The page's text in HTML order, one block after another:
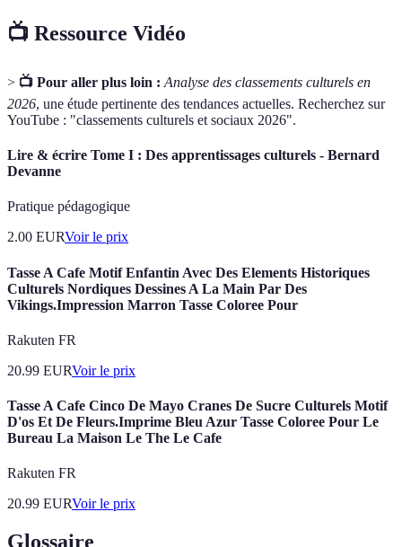
📺 Ressource Vidéo
> 📺 Pour aller plus loin : Analyse des classements culturels en
2026, une étude pertinente des tendances actuelles. Recherchez sur
YouTube : "classements culturels et sociaux 2026".
Lire & écrire Tome I : Des apprentissages culturels - Bernard
Devanne
Pratique pédagogique
2.00 EURVoir le prix
Tasse A Cafe Motif Enfantin Avec Des Elements Historiques
Culturels Nordiques Dessines A La Main Par Des
Vikings.Impression Marron Tasse Coloree Pour
Rakuten FR
20.99 EURVoir le prix
Tasse A Cafe Cinco De Mayo Cranes De Sucre Culturels Motif
D'os Et De Fleurs.Imprime Bleu Azur Tasse Coloree Pour Le
Bureau La Maison Le The Le Cafe
Rakuten FR
20.99 EURVoir le prix
Glossaire